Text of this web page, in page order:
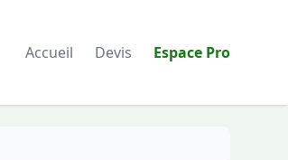
Accueil Devis Espace Pro